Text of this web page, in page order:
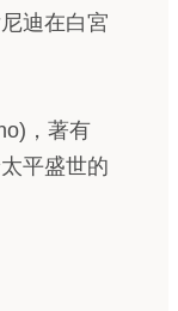
迪在白宮
，著有
平盛世的